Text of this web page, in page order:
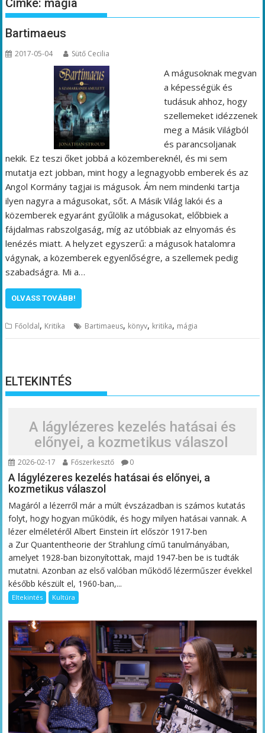
Címke: mágia
Bartimaeus
2017-05-04 Sütő Cecilia
A mágusoknak megvan
a képességük és
tudásuk ahhoz, hogy
szellemeket idézzenek
meg a Másik Világból
és parancsoljanak
nekik. Ez teszi őket jobbá a közembereknél, és mi sem
mutatja ezt jobban, mint hogy a legnagyobb emberek és az
Angol Kormány tagjai is mágusok. Ám nem mindenki tartja
ilyen nagyra a mágusokat, sőt. A Másik Világ lakói és a
közemberek egyaránt gyűlölik a mágusokat, előbbiek a
fájdalmas rabszolgaság, míg az utóbbiak az elnyomás és
lenézés miatt. A helyzet egyszerű: a mágusok hatalomra
vágynak, a közemberek egyenlőségre, a szellemek pedig
szabadságra. Mi a…
OLVASS TOVÁBB!
Főoldal, Kritika Bartimaeus, könyv, kritika, mágia
ELTEKINTÉS
A lágylézeres kezelés hatásai és
előnyei, a kozmetikus válaszol
2026-02-17 Főszerkesztő 0
A lágylézeres kezelés hatásai és előnyei, a
kozmetikus válaszol
Magáról a lézerről már a múlt évszázadban is számos kutatás
folyt, hogy hogyan működik, és hogy milyen hatásai vannak. A
lézer elméletéről Albert Einstein írt először 1917-ben
a Zur Quantentheorie der Strahlung című tanulmányában,
amelyet 1928-ban bizonyítottak, majd 1947-ben be is tudták
mutatni. Azonban az első valóban működő lézerműszer évekkel
később készült el, 1960-ban,...
Eltekintés Kultúra